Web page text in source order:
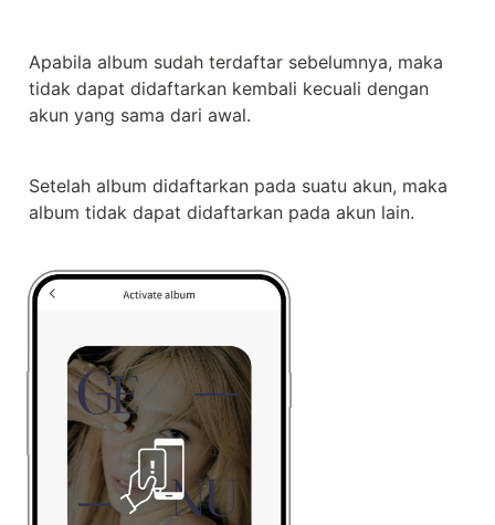
Apabila album sudah terdaftar sebelumnya, maka
tidak dapat didaftarkan kembali kecuali dengan
akun yang sama dari awal.
Setelah album didaftarkan pada suatu akun, maka
album tidak dapat didaftarkan pada akun lain.